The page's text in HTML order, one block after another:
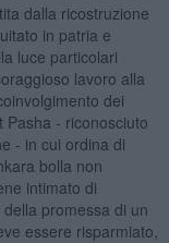
dalla ricostruzione
in patria e
luce particolari
lavoro alla
dei
- riconosciuto
- in cui ordina di
bolla non
intimato di
promessa di un
essere risparmiato,